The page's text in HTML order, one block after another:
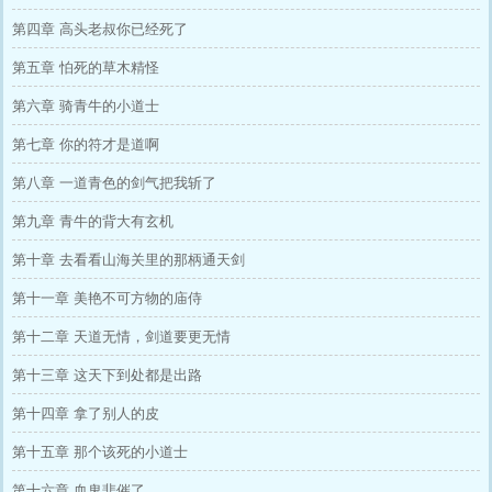
第四章 高头老叔你已经死了
第五章 怕死的草木精怪
第六章 骑青牛的小道士
第七章 你的符才是道啊
第八章 一道青色的剑气把我斩了
第九章 青牛的背大有玄机
第十章 去看看山海关里的那柄通天剑
第十一章 美艳不可方物的庙侍
第十二章 天道无情，剑道要更无情
第十三章 这天下到处都是出路
第十四章 拿了别人的皮
第十五章 那个该死的小道士